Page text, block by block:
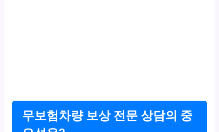
무보험차량 보상 전문 상담의 중